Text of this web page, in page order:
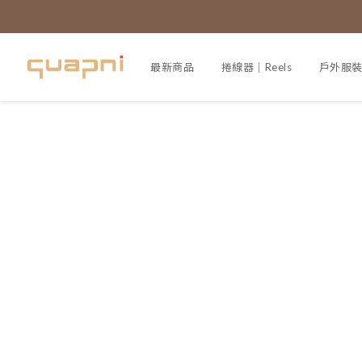
最新商品 捲線器｜Reels 戶外服